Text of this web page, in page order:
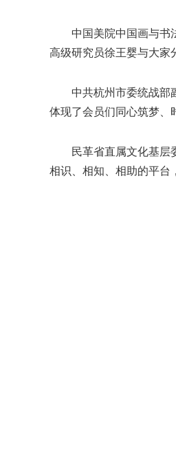
中国美院中国画与书法
高级研究员徐王婴与大家
中共杭州市委统战部副
体现了会员们同心筑梦、
民革省直属文化基层委
相识、相知、相助的平台